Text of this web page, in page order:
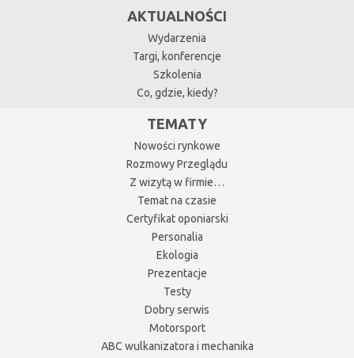
AKTUALNOŚCI
Wydarzenia
Targi, konferencje
Szkolenia
Co, gdzie, kiedy?
TEMATY
Nowości rynkowe
Rozmowy Przeglądu
Z wizytą w firmie…
Temat na czasie
Certyfikat oponiarski
Personalia
Ekologia
Prezentacje
Testy
Dobry serwis
Motorsport
ABC wulkanizatora i mechanika